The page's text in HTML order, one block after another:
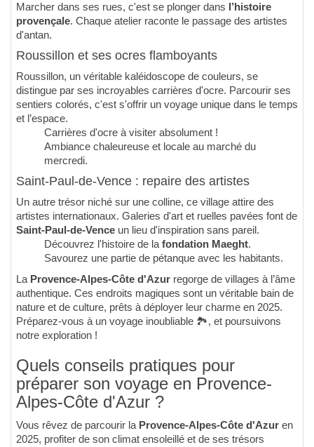
Marcher dans ses rues, c'est se plonger dans
l’histoire
provençale. Chaque atelier raconte le passage des artistes
d'antan.
Roussillon et ses ocres flamboyants
Roussillon, un véritable kaléidoscope de couleurs, se
distingue par ses incroyables carrières d'ocre. Parcourir ses
sentiers colorés, c'est s'offrir un voyage unique dans le temps
et l’espace.
Carrières d'ocre à visiter absolument !
Ambiance chaleureuse et locale au marché du
mercredi.
Saint-Paul-de-Vence : repaire des artistes
Un autre trésor niché sur une colline, ce village attire des
artistes internationaux. Galeries d'art et ruelles pavées font de
Saint-Paul-de-Vence un lieu d'inspiration sans pareil.
Découvrez l'histoire de lafondation Maeght.
Savourez une partie de pétanque avec les habitants.
La Provence-Alpes-Côte d'Azur regorge de villages à l’âme
authentique. Ces endroits magiques sont un véritable bain de
nature et de culture, prêts à déployer leur charme en 2025.
Préparez-vous à un voyage inoubliable 🏞️, et poursuivons
notre exploration !
Quels conseils pratiques pour
préparer son voyage en Provence-
Alpes-Côte d'Azur ?
Vous rêvez de parcourir la Provence-Alpes-Côte d'Azur en
2025, profiter de son climat ensoleillé et de ses trésors